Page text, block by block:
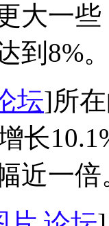
大一
到8%
坛]所
长
近一倍